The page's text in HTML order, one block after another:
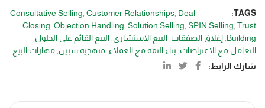
TAGS:
Consultative Selling Customer Relationships Deal
Closing Objection Handling Solution Selling SPIN Selling Trust
Building إغلاق الصفقات البيع الاستشاري البيع القائم على الحلول
التعامل مع الاعتراضات بناء الثقة مع العملاء منهجية سبين مهارات البيع
شارك الرابط: